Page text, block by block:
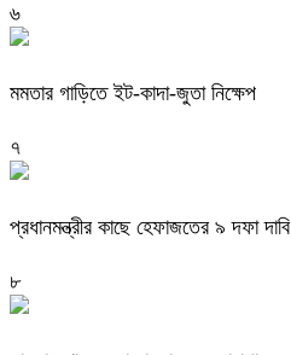
৬
মমতার গাড়িতে ইট-কাদা-জুতা নিক্ষেপ
৭
প্রধানমন্ত্রীর কাছে হেফাজতের ৯ দফা দাবি
৮